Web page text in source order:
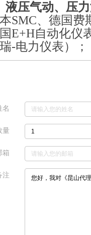
液压气动、压
SMC、德国费
E+H自动化仪
-电力仪表）；
名
量
箱
注